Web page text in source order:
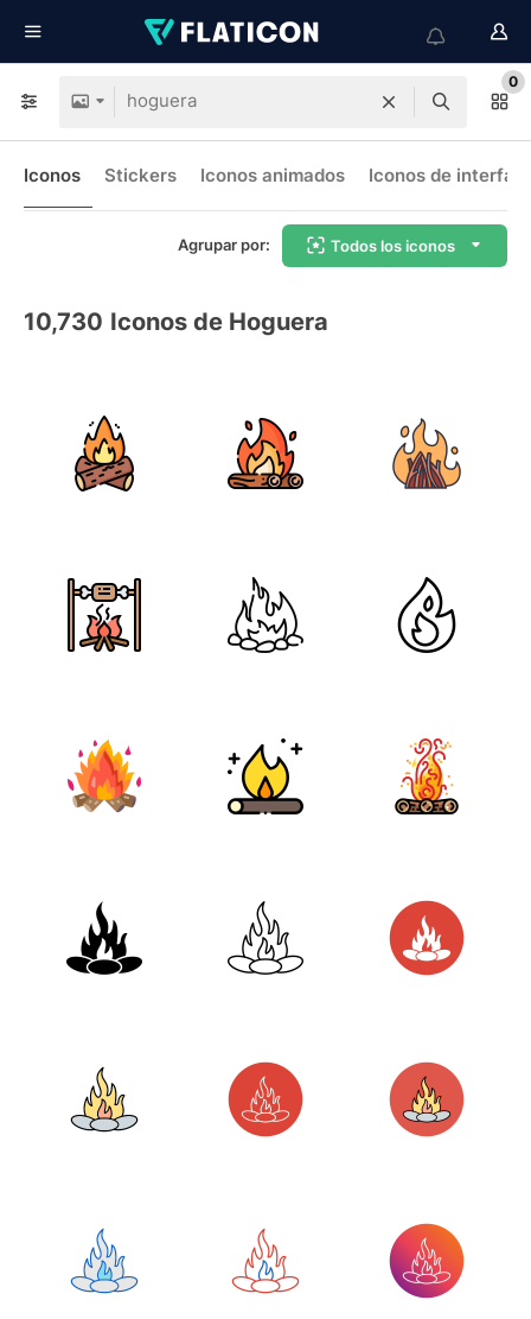
0
Iconos Stickers Iconos animados Iconos de interfaz
Agrupar por: Todos los iconos
10,730 Iconos de Hoguera